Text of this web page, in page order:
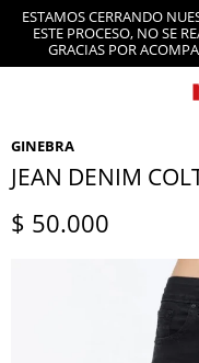
EN
GINEBRA
JEAN DENIM
$ 50.000